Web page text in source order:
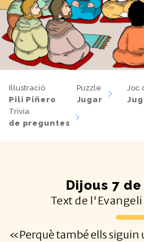
Il·lustració
Pili Piñero
Puzzle
Jugar
Joc
Trivia
de preguntes
Dijous 7
Text de l'Evangeli
«Perquè també ells siguin